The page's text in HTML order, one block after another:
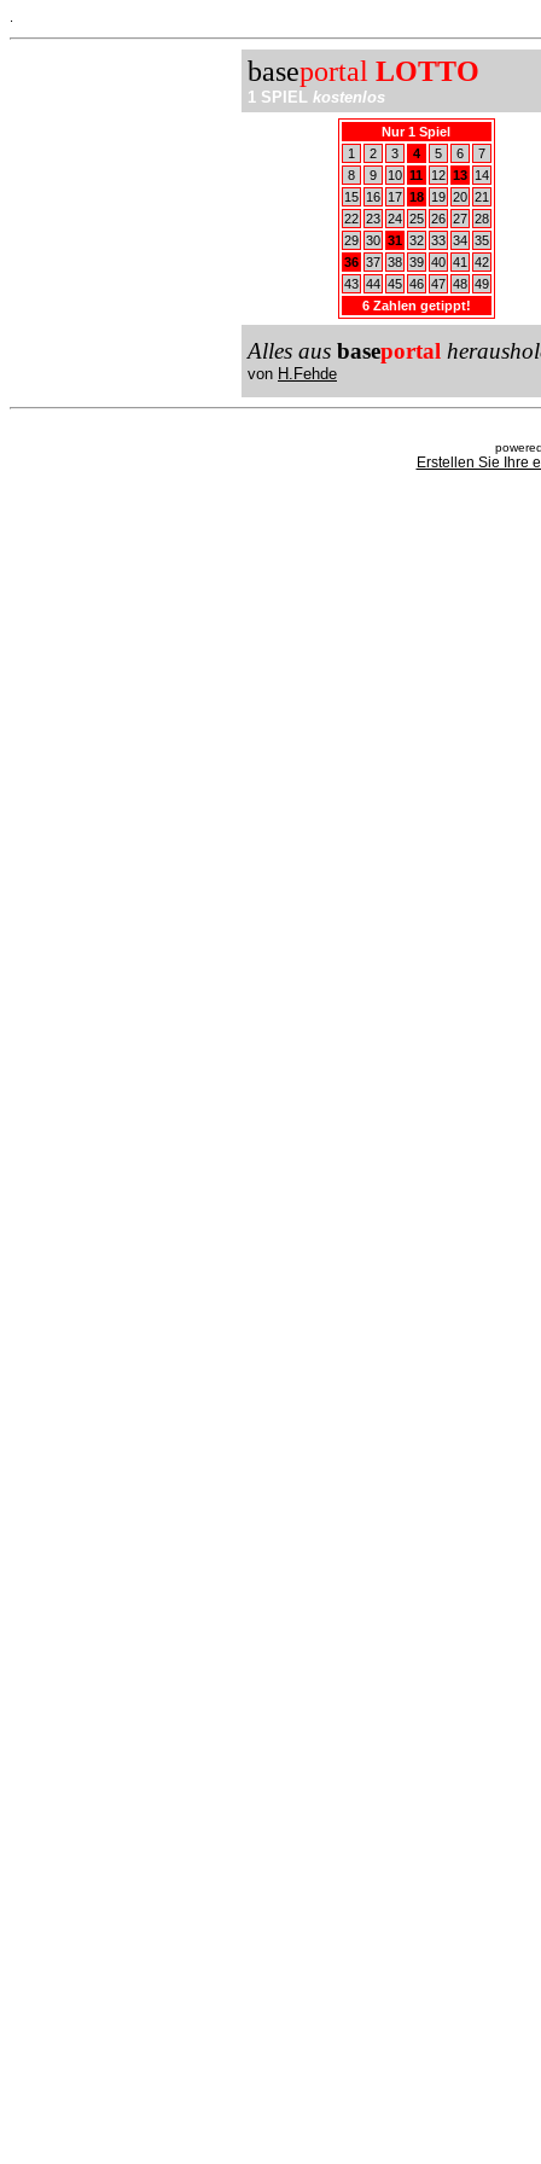
baseportal LOTTO
1 SPIEL kostenlos
Nur 1 Spiel
1
2 3 4 5 6
7
8
9 10 11 12 13
14
15
16 17 18 19 20 21
22 23 24 25 26 27 28
29 30 31 32 33 34 35
36 37 38 39 40 41
42
43 44 45 46 47 48 49
6 Zahlen getippt!
Alles aus baseportal
von H.Fehde
Erstellen Sie Ihre